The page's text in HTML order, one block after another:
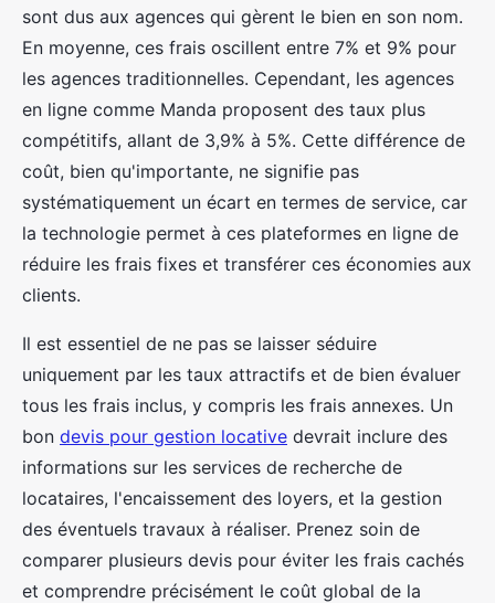
sont dus aux agences qui gèrent le bien en son nom.
En moyenne, ces frais oscillent entre 7% et 9% pour
les agences traditionnelles. Cependant, les agences
en ligne comme Manda proposent des taux plus
compétitifs, allant de 3,9% à 5%. Cette différence de
coût, bien qu'importante, ne signifie pas
systématiquement un écart en termes de service, car
la technologie permet à ces plateformes en ligne de
réduire les frais fixes et transférer ces économies aux
clients.
Il est essentiel de ne pas se laisser séduire
uniquement par les taux attractifs et de bien évaluer
tous les frais inclus, y compris les frais annexes. Un
bon devis pour gestion locative devrait inclure des
informations sur les services de recherche de
locataires, l'encaissement des loyers, et la gestion
des éventuels travaux à réaliser. Prenez soin de
comparer plusieurs devis pour éviter les frais cachés
et comprendre précisément le coût global de la